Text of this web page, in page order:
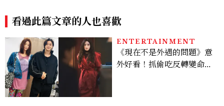
德修斯
看過此篇文章的人也喜歡
ENTERTAINMENT
《現在不是外遇的問題》意
外好看！抓偷吃反轉變命